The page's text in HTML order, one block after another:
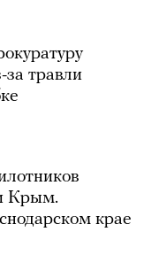
травли
Крым.
крае